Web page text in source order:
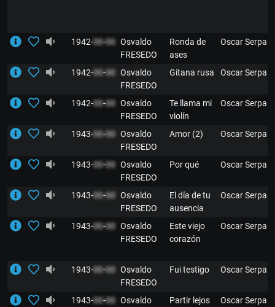
1942-00-00 Osvaldo
FRESEDO
Ronda de
ases
Oscar Serpa
1942-00-00 Osvaldo
FRESEDO
Gitana rusa Oscar Serpa
1942-00-00 Osvaldo
FRESEDO
Te llama mi
violín
Oscar Serpa
1943-00-00 Osvaldo
FRESEDO
Amor (2) Oscar Serpa
1943-00-00 Osvaldo
FRESEDO
Por qué Oscar Serpa
1943-00-00 Osvaldo
FRESEDO
El día de tu
ausencia
Oscar Serpa
1943-00-00 Osvaldo
FRESEDO
Este viejo
corazón
Oscar Serpa
1943-00-00 Osvaldo
FRESEDO
Fui testigo Oscar Serpa
1943-00-00 Osvaldo
Partir lejos Oscar Serpa